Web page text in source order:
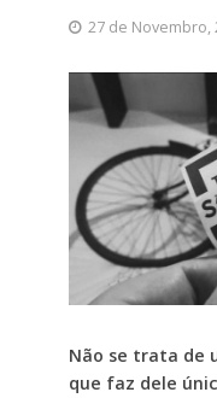
27 de Novembro,
Não se trata de
que faz dele